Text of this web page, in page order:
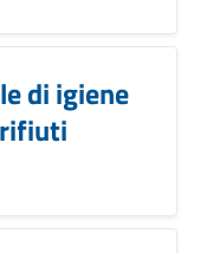
di igiene